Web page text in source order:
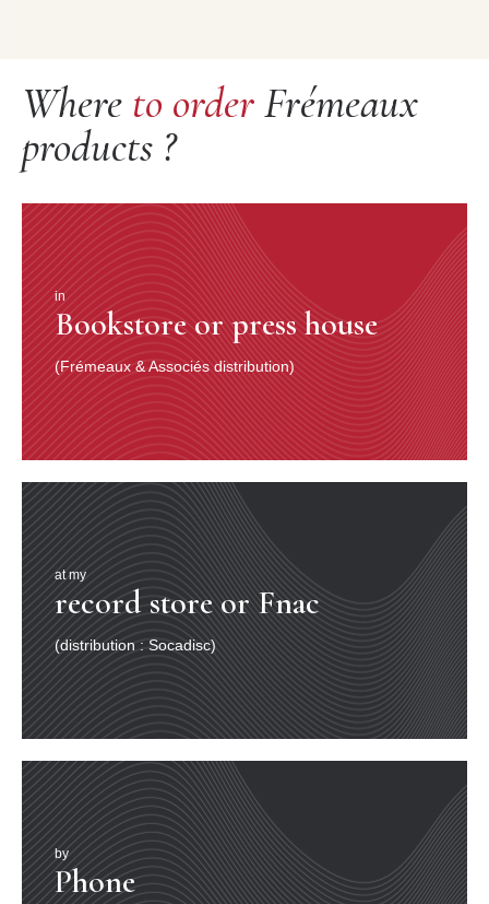
Where to orderFrémeaux
products ?
by
Phone
in
Bookstore or press house
(Frémeaux & Associés distribution)
at my
record store or Fnac
(distribution : Socadisc)